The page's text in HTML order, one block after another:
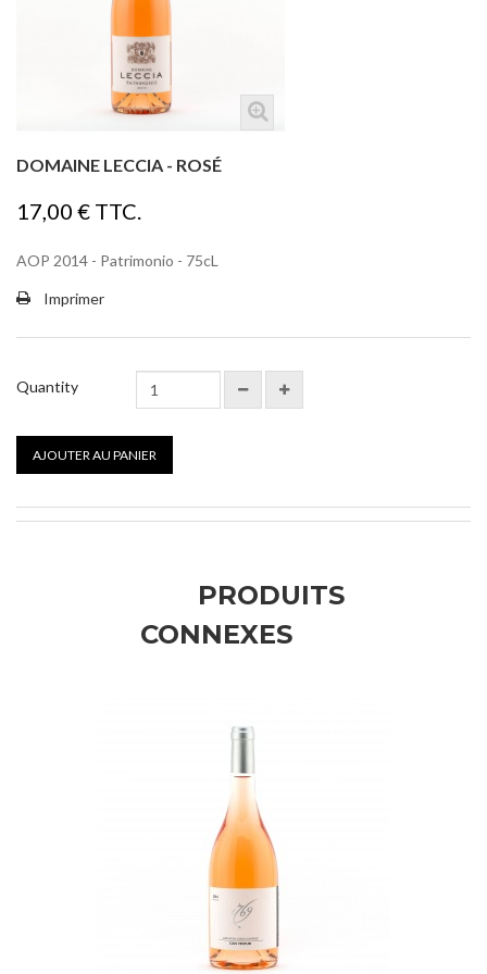
DOMAINE LECCIA - ROSÉ
17,00 € TTC.
AOP 2014 - Patrimonio - 75cL
Imprimer
Quantity
AJOUTER AU PANIER
PRODUITS
CONNEXES